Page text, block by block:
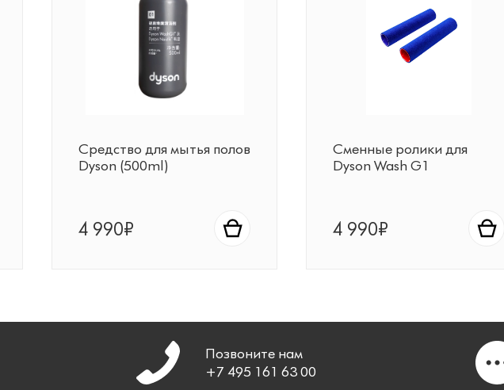
Средство для мытья полов
Dyson (500ml)
4 990₽
Сменные ролики для
Dyson Wash G1
4 990₽
Позвоните нам
+7 495 161 63 00